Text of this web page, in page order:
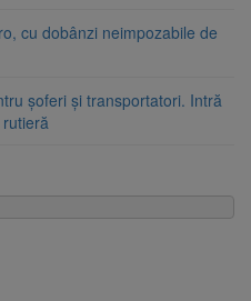
cu dobânzi neimpozabile de
șoferi și transportatori. Intră